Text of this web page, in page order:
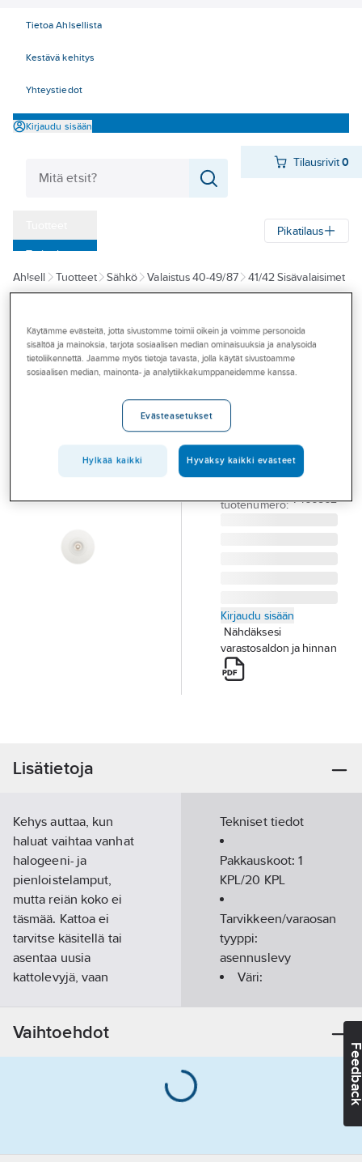
Tietoa Ahlsellista
Kestävä kehitys
Yhteystiedot
Kirjaudu sisään
Tilausrivit 0
‎Tarjoukset
Myymälät
Konseptit
Palvelut
Pikatilaus
Ahlsell Tuotteet Sähkö Valaistus 40-49/87
41/42 Sisävalaisimet
Tarvikkeet ja varaosat
Mekaaniset
HIDE-A-LITE
Asennuskehys
Hide-a-lite
LED-
alasvaloille
PEITELEVY HIDE A
LITE KEHYS 180
Tuotenumero 4289562
tuotenumero: 7466862
Kirjaudu sisään
Nähdäksesi
varastosaldon ja hinnan
Lisätietoja
Kehys auttaa, kun
haluat vaihtaa vanhat
halogeeni- ja
pienloistelamput,
mutta reiän koko ei
täsmää. Kattoa ei
tarvitse käsitellä tai
asentaa uusia
kattolevyjä, vaan
kehykseen. Kehyksen
pintakäsittely ja
vanhan reiän 175mm ja
Tekniset tiedot
Pakkauskoot:1
KPL/20 KPL
Tarvikkeen/varaosan
tyyppi:
asennuslevy
Väri:
Halkaisija:
Vaihtoehdot
Käytämme evästeitä, jotta sivustomme toimii oikein ja voimme personoida
sisältöä ja mainoksia, tarjota sosiaalisen median ominaisuuksia ja analysoida
tietoliikennettä. Jaamme myös tietoja tavasta, jolla käytät sivustoamme
sosiaalisen median, mainonta- ja analytiikkakumppaneidemme kanssa.
Evästeasetukset
Hylkää kaikki Hyväksy kaikki evästeet